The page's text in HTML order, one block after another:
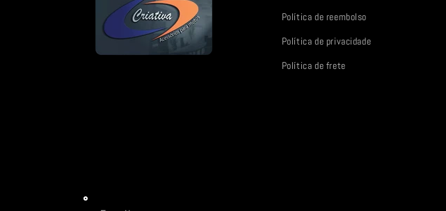
Política de reembolso
Política de privacidade
Política de frete